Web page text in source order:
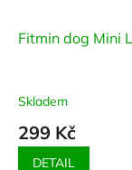
Fitmin dog Mini
Skladem
299 Kč
DETAIL